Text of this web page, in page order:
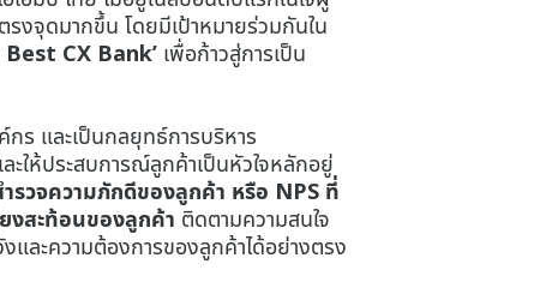
รงจุดมากขึ้น โดยมีเป้าหมายร่วมกันใน
CX Bank’ เพื่อก้าวสู่การเป็น
ร และเป็นกลยุทธ์การบริหาร
ะให้ประสบการณ์ลูกค้าเป็นหัวใจหลักอยู่
ำรวจความภักดีของลูกค้า หรือ NPS ที่
งสะท้อนของลูกค้า ติดตามความสนใจ
ละความต้องการของลูกค้าได้อย่างตรง